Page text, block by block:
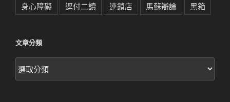
身心障礙
逕付二讀 連鎖店 馬蘇辯論 黑箱
文章分類
文
章